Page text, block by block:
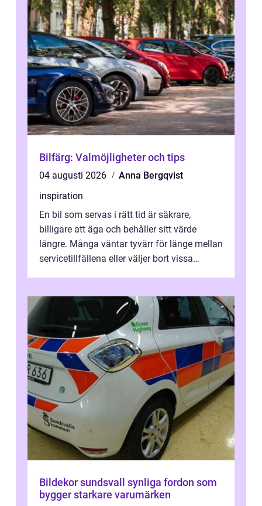
Bilfärg: Valmöjligheter och tips
04 augusti 2026
Anna Bergqvist
inspiration
En bil som servas i rätt tid är säkrare,
billigare att äga och behåller sitt värde
längre. Många väntar tyvärr för länge mellan
servicetillfällena eller väljer bort vissa
Bildekor sundsvall synliga fordon som
bygger starkare varumärken